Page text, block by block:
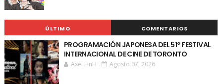
ÚLTIMO COMENTARIOS
PROGRAMACIÓN JAPONESA DEL 51º FESTIVAL
INTERNACIONAL DE CINE DE TORONTO
Axel HnH Agosto 07, 2026